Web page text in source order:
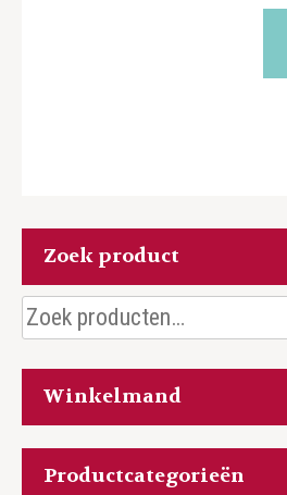
Zoek product
Zoeken
naar:
Winkelmand
Productcategorieën